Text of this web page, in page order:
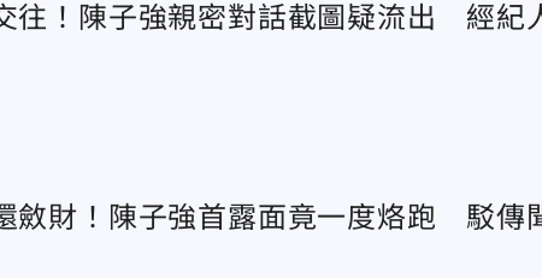
往！陳子強親密對話截圖疑流出 經紀
斂財！陳子強首露面竟一度烙跑 駁傳